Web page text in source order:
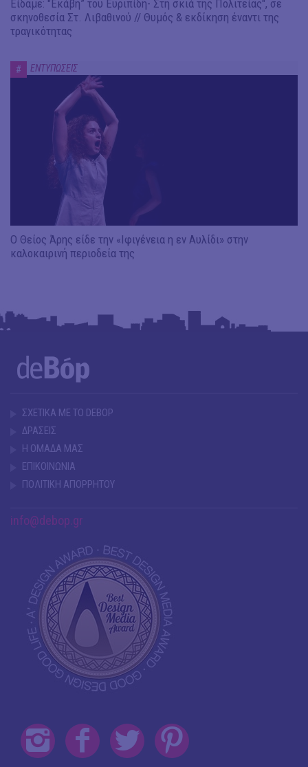
Είδαμε: "Εκάβη” του Ευριπίδη- Στη σκιά της Πολιτείας", σε
σκηνοθεσία Στ. Λιβαθινού // Θυμός & εκδίκηση έναντι της
τραγικότητας
# ΕΝΤΥΠΩΣΕΙΣ
Ο Θείος Άρης είδε την «Ιφιγένεια η εν Αυλίδι» στην
καλοκαιρινή περιοδεία της
ΣΧΕΤΙΚΑ ΜΕ ΤΟ DEBOP
ΔΡΑΣΕΙΣ
Η ΟΜΑΔΑ ΜΑΣ
ΕΠΙΚΟΙΝΩΝΙΑ
ΠΟΛΙΤΙΚΗ ΑΠΟΡΡΗΤΟΥ
info@debop.gr